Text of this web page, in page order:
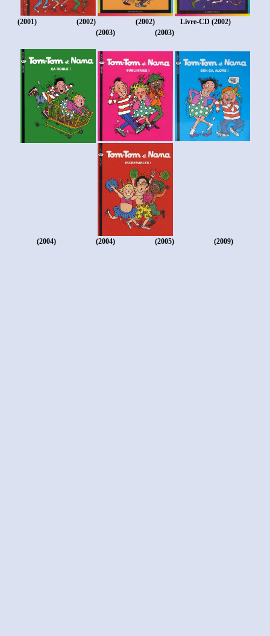
(2001) (2002) (2002) Livre-CD (2002)
(2003)
(2003)
(2004) (2004) (2005) (2009)